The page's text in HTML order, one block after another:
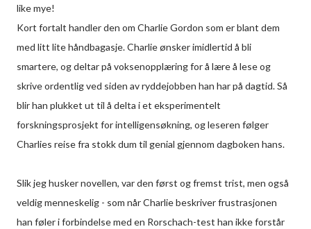
like mye!
Kort fortalt handler den om Charlie Gordon som er blant dem
med litt lite håndbagasje. Charlie ønsker imidlertid å bli
smartere, og deltar på voksenopplæring for å lære å lese og
skrive ordentlig ved siden av ryddejobben han har på dagtid. Så
blir han plukket ut til å delta i et eksperimentelt
forskningsprosjekt for intelligensøkning, og leseren følger
Charlies reise fra stokk dum til genial gjennom dagboken hans.
Slik jeg husker novellen, var den først og fremst trist, men også
veldig menneskelig - som når Charlie beskriver frustrasjonen
han føler i forbindelse med en Rorschach-test han ikke forstår